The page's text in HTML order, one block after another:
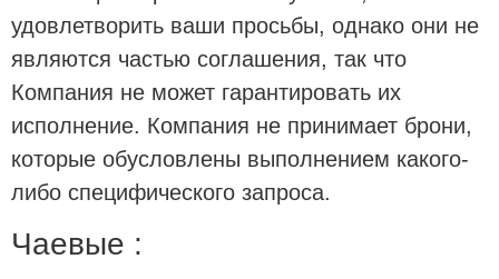
удовлетворить ваши просьбы, однако они не
являются частью соглашения, так что
Компания не может гарантировать их
исполнение. Компания не принимает брони,
которые обусловлены выполнением какого-
либо специфического запроса.
Чаевые :